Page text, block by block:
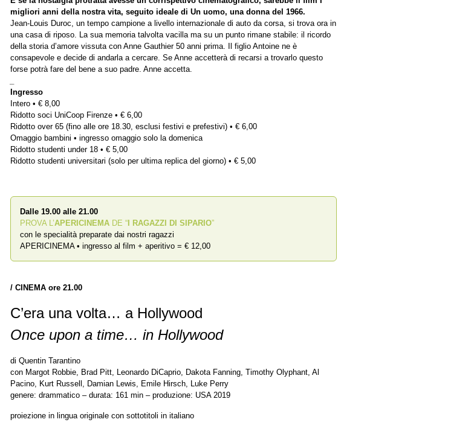
migliori anni della nostra vita, seguito ideale di Un uomo, una donna del 1966.
Jean-Louis Duroc, un tempo campione a livello internazionale di auto da corsa, si trova ora in
una casa di riposo. La sua memoria talvolta vacilla ma su un punto rimane stabile: il ricordo
della storia d’amore vissuta con Anne Gauthier 50 anni prima. Il figlio Antoine ne è
consapevole e decide di andarla a cercare. Se Anne accetterà di recarsi a trovarlo questo
forse potrà fare del bene a suo padre. Anne accetta.
Ingresso
Intero • € 8,00
Ridotto soci UniCoop Firenze • € 6,00
Ridotto over 65 (fino alle ore 18.30, esclusi festivi e prefestivi) • € 6,00
Omaggio bambini • ingresso omaggio solo la domenica
Ridotto studenti under 18 • € 5,00
Ridotto studenti universitari (solo per ultima replica del giorno) • € 5,00
Dalle 19.00 alle 21.00
PROVA L’APERICINEMA DE “ I RAGAZZI DI SIPARIO”
con le specialità preparate dai nostri ragazzi
APERICINEMA • ingresso al film + aperitivo = € 12,00
/ CINEMA ore 21.00
C’era una volta… a Hollywood
Once upon a time… in Hollywood
di Quentin Tarantino
con Margot Robbie, Brad Pitt, Leonardo DiCaprio, Dakota Fanning, Timothy Olyphant, Al
Pacino, Kurt Russell, Damian Lewis, Emile Hirsch, Luke Perry
genere: drammatico – durata: 161 min – produzione: USA 2019
proiezione in lingua originale con sottotitoli in italiano